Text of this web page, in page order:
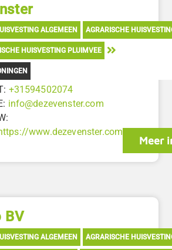
ALGEMEEN AGRARISCHE
HUISVESTING PLUIMVEE
+31594502074
info@dezevenster.com
www.dezevenster.com
Meer
BV
ALGEMEEN AGRARISCHE